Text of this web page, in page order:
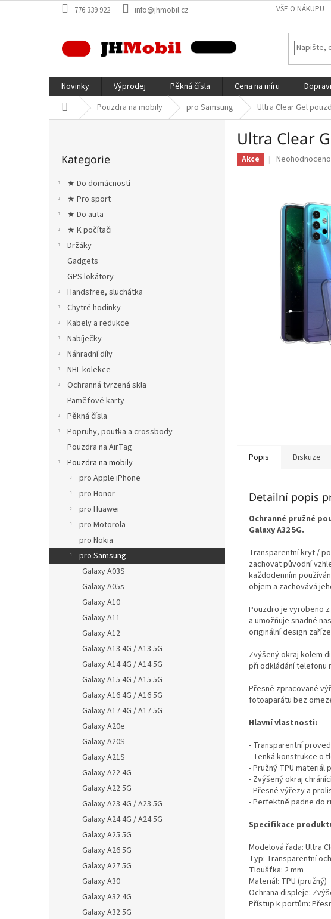
na
776 339 922 info@jhmobil.cz VŠE O NÁKUPU
Novinky Výprodej Pěkná čísla Cena na míru
Domů Pouzdra na mobily pro Samsung Ultra Clear Gel
kategorie
Kategorie
★ Do domácnosti
★ Pro sport
★ Do auta
★ K počítači
Držáky
Gadgets
GPS lokátory
Handsfree, sluchátka
Chytré hodinky
Kabely a redukce
Nabíječky
Náhradní díly
NHL kolekce
Ochranná tvrzená skla
Paměťové karty
Pěkná čísla
Popruhy, poutka a crossbody
Pouzdra na AirTag
Pouzdra na mobily
pro Apple iPhone
pro Honor
pro Huawei
pro Motorola
pro Nokia
pro Samsung
Galaxy A03S
Galaxy A05s
Galaxy A10
Galaxy A11
Galaxy A12
Galaxy A13 4G / A13 5G
Galaxy A14 4G / A14 5G
Galaxy A15 4G / A15 5G
Galaxy A16 4G / A16 5G
Galaxy A17 4G / A17 5G
Galaxy A20e
Galaxy A20S
Galaxy A21S
Galaxy A22 4G
Galaxy A22 5G
Galaxy A23 4G / A23 5G
Galaxy A24 4G / A24 5G
Galaxy A25 5G
Galaxy A26 5G
Galaxy A27 5G
Galaxy A30
Galaxy A32 4G
Galaxy A32 5G
Ultra Clear
Akce
Průměrné
0,0
hvězdiček.
Neohodnoceno
Popis Diskuze
Detailní popis
Ochranné pružné
Galaxy A32 5G.
Transparentní kryt /
zachovat původní
každodenním
objem a zachovává
Pouzdro je vyrobeno
a umožňuje snadné
originální design
Zvýšený okraj kolem
při odkládání telefonu
Přesně zpracované
fotoaparátu bez
Hlavní vlastnosti:
- Transparentní
- Tenká konstrukce o
- Pružný TPU materiál
- Zvýšený okraj
- Přesné výřezy a
- Perfektně padne do
Specifikace
Modelová řada: Ultra
Typ: Transparentní
Tloušťka: 2 mm
Materiál: TPU (pružný)
Ochrana displeje:
Přístup k portům: